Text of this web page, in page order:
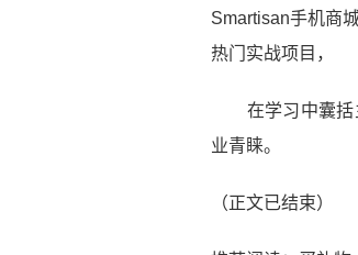
Smartisan手机商
热门实战项目，
在学习中囊括主
业青睐。
（正文已结束）